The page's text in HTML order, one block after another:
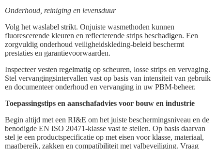
Onderhoud, reiniging en levensduur
Volg het waslabel strikt. Onjuiste wasmethoden kunnen
fluorescerende kleuren en reflecterende strips beschadigen. Een
zorgvuldig onderhoud veiligheidskleding-beleid beschermt
prestaties en garantievoorwaarden.
Inspecteer vesten regelmatig op scheuren, losse strips en vervaging.
Stel vervangingsintervallen vast op basis van intensiteit van gebruik
en documenteer onderhoud en vervanging in uw PBM-beheer.
Toepassingstips en aanschafadvies voor bouw en industrie
Begin altijd met een RI&E om het juiste beschermingsniveau en de
benodigde EN ISO 20471-klasse vast te stellen. Op basis daarvan
stel je een productspecificatie op met eisen voor klasse, materiaal,
maatbereik, zakken en compatibiliteit met valbeveiliging. Vraag